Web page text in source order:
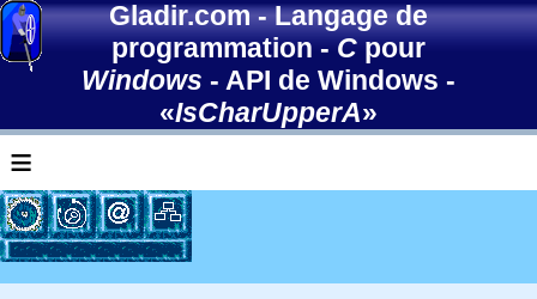
Gladir.com-Langage de
programmation-Cpour
Windows - API de Windows -
«IsCharUpperA»
≡